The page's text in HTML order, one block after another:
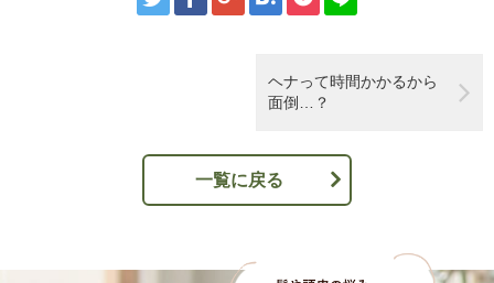
ヘナって時間かかるから
面倒…？
一覧に戻る